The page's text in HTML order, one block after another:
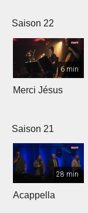
Saison 22
6 min
Merci Jésus
Saison 21
28 min
Acappella